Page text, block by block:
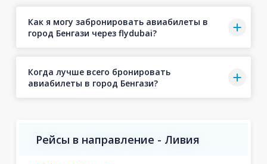
Как я могу забронировать авиабилеты в
город Бенгази через flydubai?
Когда лучше всего бронировать
авиабилеты в город Бенгази?
Рейсы в направление - Ливия